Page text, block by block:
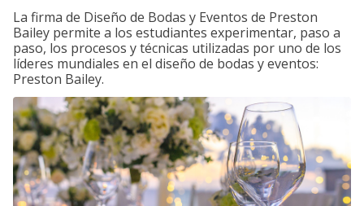
La firma de Diseño de Bodas y Eventos de Preston
Bailey permite a los estudiantes experimentar, paso a
paso, los procesos y técnicas utilizadas por uno de los
líderes mundiales en el diseño de bodas y eventos:
Preston Bailey.